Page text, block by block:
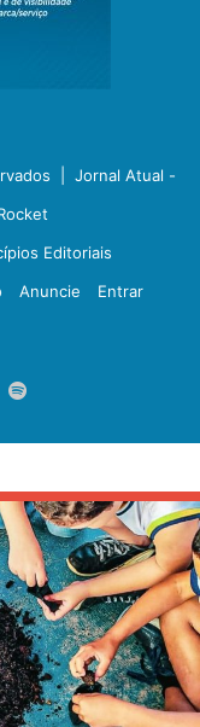
| Jornal Atual -
Editoriais
Anuncie
Entrar
Spotify